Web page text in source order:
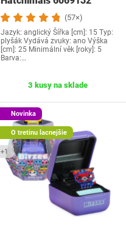
(57×)
Jazyk: anglický Šířka [cm]: 15 Typ:
plyšák Vydává zvuky: ano Výška
[cm]: 25 Minimální věk [roky]: 5
Barva:…
3 kusy na sklade
Novinka
O tretinu lacnejšie
+1